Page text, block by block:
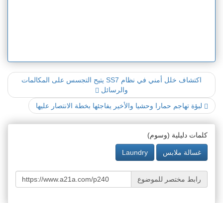
اكتشاف خلل أمني في نظام SS7 يتيح التجسس على المكالمات
والرسائل
لبؤة تهاجم حمارا وحشيا والأخير يفاجئها بخطة الانتصار عليها
كلمات دليلية (وسوم)
غسالة ملابس Laundry
رابط مختصر للموضوع